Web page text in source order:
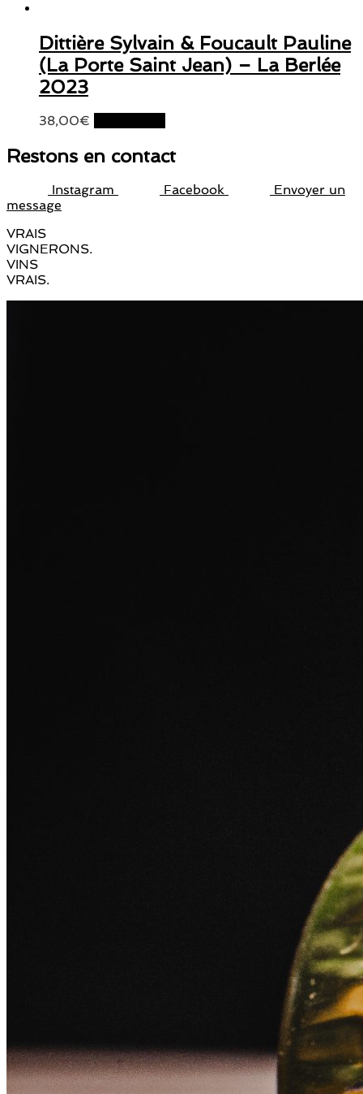
Dittière Sylvain & Foucault Pauline
(La Porte Saint Jean) – La Berlée
2023
38,00€
Restons en contact
Instagram Facebook
Envoyer un
message
VRAIS
VIGNERONS.
VINS
VRAIS.